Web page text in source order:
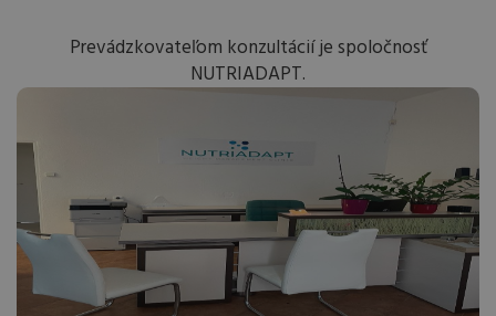
Prevádzkovateľom konzultácií je spoločnosť
NUTRIADAPT.